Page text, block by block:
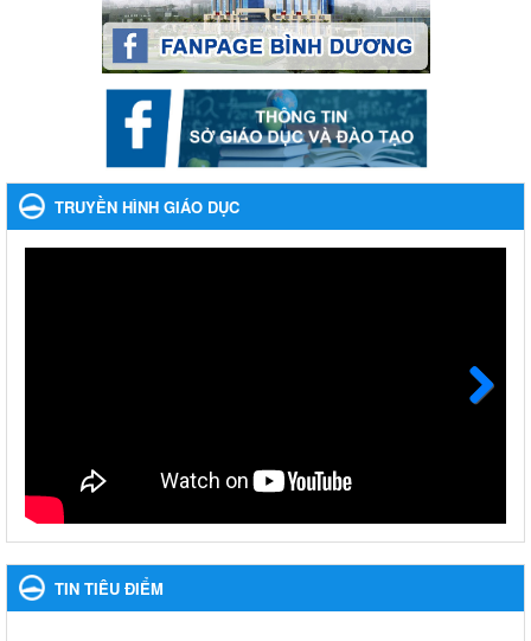
Ngày ban hành: 28/12/2023
Phối hợp rà soát nhu cầu tiêm vắc xin phòng Covid 19
Phối hợp rà soát nhu cầu tiêm vắc xin phòng Covid 19
Ngày ban hành: 22/11/2023
Phát động, triển khai Cuộc thi " An toàn giao thông cho nụ
cười ngày mai" dành cho học sinh và giáo viên trung học
năm học 2023-2024
Phát động, triển khai Cuộc thi " An toàn giao thông cho nụ cười
Nhắc nhỡ thực hiện thanh toán không dùng tiền mặt các
khoản thu trong nhà trường năm học 2023-2024 và các năm
Ngày ban hành: 27/09/2023
Hưởng ứng cuộc thi Tìm hiểu Luật Phòng, chống ma túy
Hưởng ứng cuộc thi Tìm hiểu Luật Phòng, chống ma túy
Ngày ban hành: 06/09/2023
TRUYỀN HÌNH GIÁO DỤC
TIN TIÊU ĐIỂM